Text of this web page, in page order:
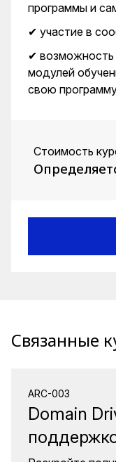
программы и
✔ участие в
✔ возможность
модулей
свою
Стоимость
Связанные
ARC-003
Domain